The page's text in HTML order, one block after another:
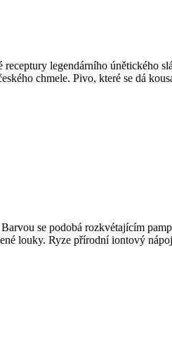
legendárního únětického
chmele. Pivo, které se dá
se podobá rozkvétajícím
louky. Ryze přírodní iontový